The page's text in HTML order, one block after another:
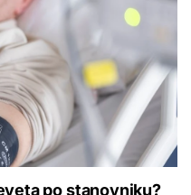
po stanovniku?